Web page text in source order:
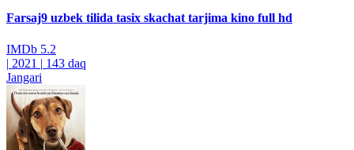
Farsaj9 uzbek tilida tasix skachat tarjima kino full hd
IMDb 5.2
| 2021 | 143 daq
Jangari